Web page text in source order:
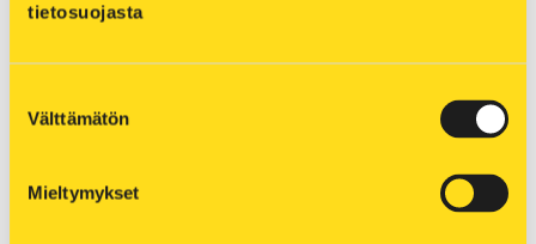
tietosuojasta
valinta
Välttämätön
Mieltymykset